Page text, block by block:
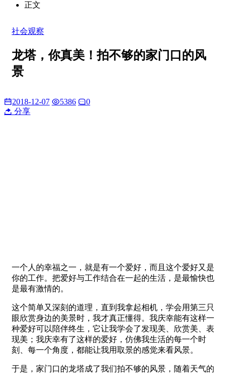
正文
社会观察
龙塔，你真美！拍不够的家门口的风
景
2018-12-07 5386
0
分享
一个人的幸福之一，就是有一个爱好，而且这个爱好又是
你的工作。把爱好与工作结合在一起的生活，是最愉快也
是最有激情的。
这个简单又深刻的道理，直到我拿起相机，学会用第三只
眼欣赏身边的美景时，我才真正懂得。我庆幸能有这样一
种爱好可以陪伴终生，它让我学会了发现美、欣赏美、表
现美；我庆幸有了这样的爱好，仿佛我生活的每一个时
刻、每一个角度，都能让我用取景的感觉来看风景。
于是，家门口的龙塔成了我们拍不够的风景，随着天气的